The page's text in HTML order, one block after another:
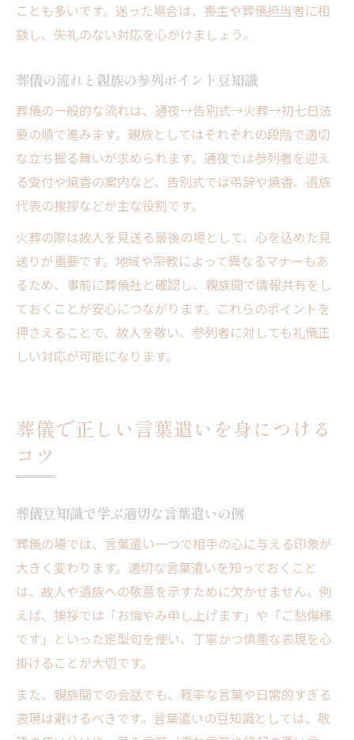
ことも多いです。迷った場合は、喪主や葬儀担当者に相
談し、失礼のない対応を心がけましょう。
葬儀の流れと親族の参列ポイント豆知識
葬儀の一般的な流れは、通夜→告別式→火葬→初七日法
要の順で進みます。親族としてはそれぞれの段階で適切
な立ち振る舞いが求められます。通夜では参列者を迎え
る受付や焼香の案内など、告別式では弔辞や焼香、遺族
代表の挨拶などが主な役割です。
火葬の際は故人を見送る最後の場として、心を込めた見
送りが重要です。地域や宗教によって異なるマナーもあ
るため、事前に葬儀社と確認し、親族間で情報共有をし
ておくことが安心につながります。これらのポイントを
押さえることで、故人を敬い、参列者に対しても礼儀正
しい対応が可能になります。
葬儀で正しい言葉遣いを身につける
コツ
葬儀豆知識で学ぶ適切な言葉遣いの例
葬儀の場では、言葉遣い一つで相手の心に与える印象が
大きく変わります。適切な言葉遣いを知っておくこと
は、故人や遺族への敬意を示すために欠かせません。例
えば、挨拶では「お悔やみ申し上げます」や「ご愁傷様
です」といった定型句を使い、丁寧かつ慎重な表現を心
掛けることが大切です。
また、親族間での会話でも、軽率な言葉や日常的すぎる
表現は避けるべきです。言葉遣いの豆知識としては、敬